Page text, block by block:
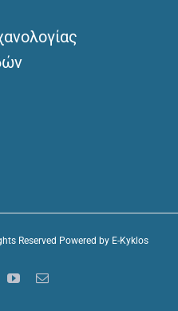
Reserved Powered by E-Kyklos
YouTubeEmail